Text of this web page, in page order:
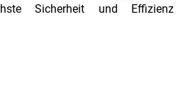
Sicherheit und Effizienz